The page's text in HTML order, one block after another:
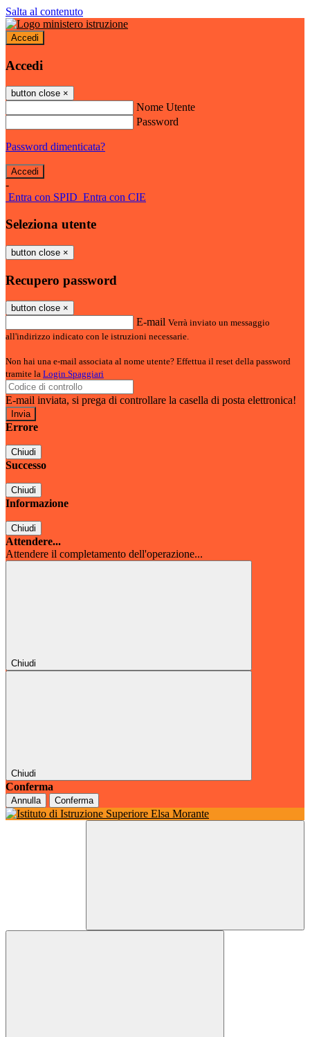
Salta al contenuto
Accedi
Accedi
button close ×
Nome Utente
Password
Password dimenticata?
-
Entra con SPID Entra con CIE
Seleziona utente
button close ×
Recupero password
button close ×
E-mail Verrà inviato un messaggio
all'indirizzo indicato con le istruzioni necessarie.
Non hai una e-mail associata al nome utente? Effettua il reset della password
tramite la Login Spaggiari
E-mail inviata, si prega di controllare la casella di posta elettronica!
Errore
Chiudi
Successo
Chiudi
Informazione
Chiudi
Attendere...
Attendere il completamento dell'operazione...
Chiudi
Chiudi
Conferma
Annulla Conferma